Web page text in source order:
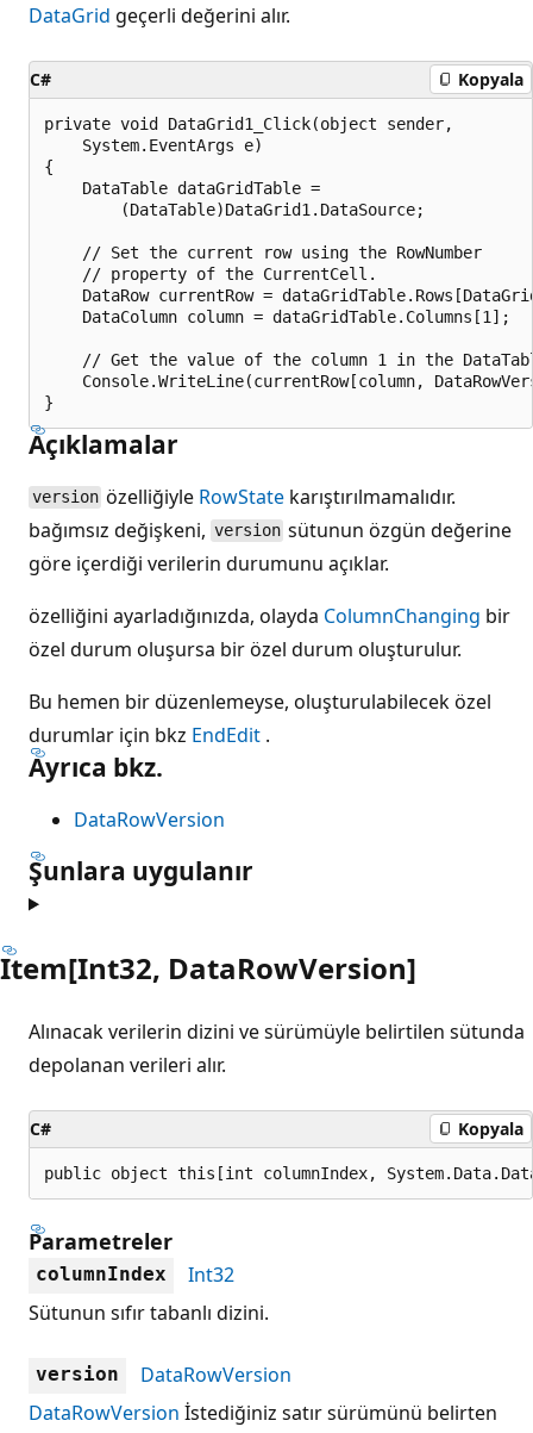
DataGrid geçerli değerini alır.
C# Kopyala
private void DataGrid1_Click(object sender,
    System.EventArgs e)
{
    DataTable dataGridTable =
        (DataTable)DataGrid1.DataSource;
    // Set the current row using the RowNumber
    // property of the CurrentCell.
DataRow currentRow =
    DataColumn column = dataGridTable.Columns[1];
// Get the value of the column 1 in the
Console.WriteLine(currentRow[column,
Açıklamalar
version özelliğiyle RowState karıştırılmamalıdır.
bağımsız değişkeni, version sütunun özgün değerine
göre içerdiği verilerin durumunu açıklar.
özelliğini ayarladığınızda, olayda ColumnChanging bir
özel durum oluşursa bir özel durum oluşturulur.
Bu hemen bir düzenlemeyse, oluşturulabilecek özel
durumlar için bkz EndEdit .
Ayrıca bkz.
DataRowVersion
Şunlara uygulanır
Item[Int32, DataRowVersion]
Alınacak verilerin dizini ve sürümüyle belirtilen sütunda
depolanan verileri alır.
C# Kopyala
public object this[int columnIndex,
Parametreler
columnIndex
Int32
Sütunun sıfır tabanlı dizini.
version
DataRowVersion
DataRowVersion İstediğiniz satır sürümünü belirten